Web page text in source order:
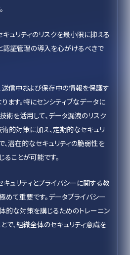
キュリティのリスクを最小限に抑える
認証管理の導入を心がけるべきで
送信中および保存中の情報を保護す
ます。特にセンシティブなデータに
術を活用して、データ漏洩のリスク
術的対策に加え、定期的なセキュリ
、潜在的なセキュリティの脆弱性を
ことが可能です。
キュリティとプライバシーに関する教
めて重要です。データプライバシー
的な対策を講じるためのトレーニン
で、組織全体のセキュリティ意識を